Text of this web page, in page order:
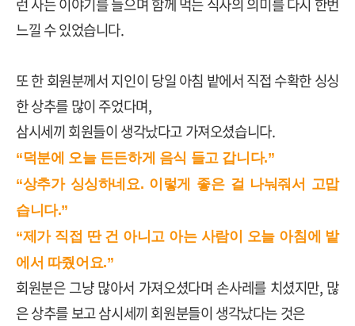
느낄 수 있었습니다.
또 한 회원분께서 지인이 당일 아침 밭에서 직접 수확한 싱싱
한 상추를 많이 주었다며,
삼시세끼 회원들이 생각났다고 가져오셨습니다.
“덕분에 오늘 든든하게 음식 들고 갑니다.”
“상추가 싱싱하네요. 이렇게 좋은 걸 나눠줘서 고맙
습니다.”
“제가 직접 딴 건 아니고 아는 사람이 오늘 아침에 밭
에서 따줬어요.”
회원분은 그냥 많아서 가져오셨다며 손사레를 치셨지만, 많
은 상추를 보고 삼시세끼 회원분들이 생각났다는 것은